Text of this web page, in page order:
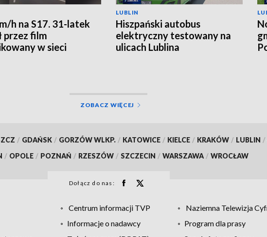
h na S17. 31-latek
przez film
w sieci
LUBLIN
Hiszpański autobus
elektryczny testowany na
ulicach Lublina
ZOBACZ WIĘCEJ
/ GDAŃSK / GORZÓW WLKP. / KATOWICE / KIELCE / KRAKÓW / LUBLIN /
/ OPOLE / POZNAŃ / RZESZÓW / SZCZECIN / WARSZAWA / WROCŁAW
Dołącz do nas:
Centrum informacji TVP Naziemna Telewizja
Informacje o nadawcy
Program dla prasy